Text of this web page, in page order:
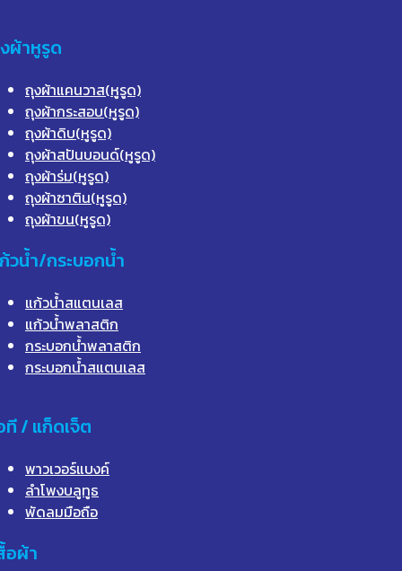
ผ้าหูรูด
ถุงผ้าแคนวาส(หูรูด)
ถุงผ้ากระสอบ(หูรูด)
ถุงผ้าดิบ(หูรูด)
ถุงผ้าสปันบอนด์(หูรูด)
ถุงผ้าร่ม(หูรูด)
ถุงผ้าซาติน(หูรูด)
ถุงผ้าขน(หูรูด)
วน้ำ/กระบอกน้ำ
แก้วน้ำสแตนเลส
แก้วน้ำพลาสติก
กระบอกน้ำพลาสติก
กระบอกน้ำสแตนเลส
ที / แก็ดเจ็ต
พาวเวอร์แบงค์
ลำโพงบลูทูธ
พัดลมมือถือ
อผ้า